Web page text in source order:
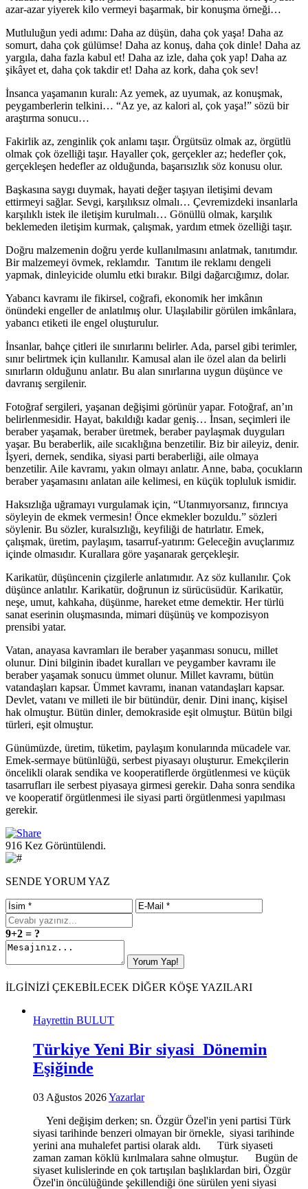
azar-azar yiyerek kilo vermeyi başarmak, bir konuşma örneği…
Mutluluğun yedi adımı: Daha az düşün, daha çok yaşa! Daha az
somurt, daha çok gülümse! Daha az konuş, daha çok dinle! Daha az
yargıla, daha fazla kabul et! Daha az izle, daha çok yap! Daha az
şikâyet et, daha çok takdir et! Daha az kork, daha çok sev!
İnsanca yaşamanın kuralı: Az yemek, az uyumak, az konuşmak,
peygamberlerin telkini… “Az ye, az kalori al, çok yaşa!” sözü bir
araştırma sonucu…
Fakirlik az, zenginlik çok anlamı taşır. Örgütsüz olmak az, örgütlü
olmak çok özelliği taşır. Hayaller çok, gerçekler az; hedefler çok,
gerçekleşen hedefler az olduğunda, başarısızlık söz konusu olur.
Başkasına saygı duymak, hayati değer taşıyan iletişimi devam
ettirmeyi sağlar. Sevgi, karşılıksız olmalı… Çevremizdeki insanlarla
karşılıklı istek ile iletişim kurulmalı… Gönüllü olmak, karşılık
beklemeden iletişim kurmak, çalışmak, yardım etmek özelliği taşır.
Doğru malzemenin doğru yerde kullanılmasını anlatmak, tanıtımdır.
Bir malzemeyi övmek, reklamdır. Tanıtım ile reklamı dengeli
yapmak, dinleyicide olumlu etki bırakır. Bilgi dağarcığımız, dolar.
Yabancı kavramı ile fikirsel, coğrafi, ekonomik her imkânın
önündeki engeller de anlatılmış olur. Ulaşılabilir görülen imkânlara,
yabancı etiketi ile engel oluşturulur.
İnsanlar, bahçe çitleri ile sınırlarını belirler. Ada, parsel gibi terimler,
sınır belirtmek için kullanılır. Kamusal alan ile özel alan da belirli
sınırların olduğunu anlatır. Bu alan sınırlarına uygun düşünce ve
davranış sergilenir.
Fotoğraf sergileri, yaşanan değişimi görünür yapar. Fotoğraf, an’ın
belirlenmesidir. Hayat, bakıldığı kadar geniş… İnsan, seçimleri ile
beraber yaşamak, beraber üretmek, beraber paylaşmak duyguları
yaşar. Bu beraberlik, aile sıcaklığına benzetilir. Biz bir aileyiz, denir.
İşyeri, dernek, sendika, siyasi parti beraberliği, aile olmaya
benzetilir. Aile kavramı, yakın olmayı anlatır. Anne, baba, çocukların
beraber yaşamasını anlatan aile kelimesi, en küçük topluluk ismidir.
Haksızlığa uğramayı vurgulamak için, “Utanmıyorsanız, fırıncıya
söyleyin de ekmek vermesin! Önce ekmekler bozuldu.” sözleri
söylenir. Bu sözler, kuralsızlığı, keyfiliği de hatırlatır. Emek,
çalışmak, üretim, paylaşım, tasarruf-yatırım: Geleceğin avuçlarımız
içinde olmasıdır. Kurallara göre yaşanarak gerçekleşir.
Karikatür, düşüncenin çizgilerle anlatımıdır. Az söz kullanılır. Çok
düşünce anlatılır. Karikatür, doğrunun iz sürücüsüdür. Karikatür,
neşe, umut, kahkaha, düşünme, hareket etme demektir. Her türlü
sanat eserinin oluşmasında, mimari düşünüş ve kompozisyon
prensibi yatar.
Vatan, anayasa kavramları ile beraber yaşanması sonucu, millet
olunur. Dini bilginin ibadet kuralları ve peygamber kavramı ile
beraber yaşamak sonucu ümmet olunur. Millet kavramı, bütün
vatandaşları kapsar. Ümmet kavramı, inanan vatandaşları kapsar.
Devlet, vatanı ve milleti ile bir bütündür, denir. Dini inanç, kişisel
hak olmuştur. Bütün dinler, demokraside eşit olmuştur. Bütün bilgi
türleri, eşit olmuştur.
Günümüzde, üretim, tüketim, paylaşım konularında mücadele var.
Emek-sermaye bütünlüğü, serbest piyasayı oluşturur. Emekçilerin
öncelikli olarak sendika ve kooperatiflerde örgütlenmesi ve küçük
tasarrufları ile serbest piyasaya girmesi gerekir. Daha sonra sendika
ve kooperatif örgütlenmesi ile siyasi parti örgütlenmesi yapılması
gerekir.
916 Kez Görüntülendi.
SENDE YORUM YAZ
9+2 = ?
İLGİNİZİ ÇEKEBİLECEK DİĞER KÖŞE YAZILARI
Hayrettin BULUT
Türkiye Yeni Bir siyasi Dönemin
Eşiğinde
03 Ağustos 2026Yazarlar
Yeni değişim derken; sn. Özgür Özel'in yeni partisi Türk
siyasi tarihinde benzeri olmayan bir örnekle, siyasi tarihinde
yerini ana muhalefet partisi olarak aldı. Türk siyaseti
zaman zaman köklü kırılmalara sahne olmuştur. Bugün de
siyaset kulislerinde en çok tartışılan başlıklardan biri, Özgür
Özel'in öncülüğünde şekillendiği öne sürülen yeni siyasi